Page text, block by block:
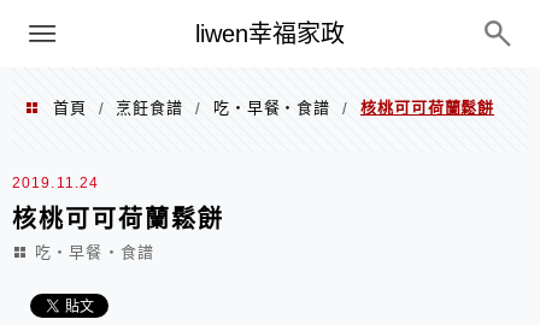
liwen幸福家政
menu
首頁 / 烹飪食譜 / 吃‧早餐‧食譜 / 核桃可可荷蘭鬆餅
2019.11.24
核桃可可荷蘭鬆餅
吃‧早餐‧食譜